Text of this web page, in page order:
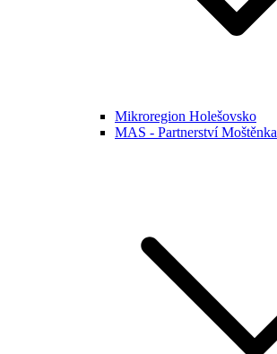
Mikroregion Holešovsko
MAS - Partnerství Moštěnka